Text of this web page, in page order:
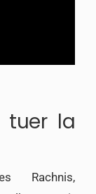
tuer la
Rachnis,